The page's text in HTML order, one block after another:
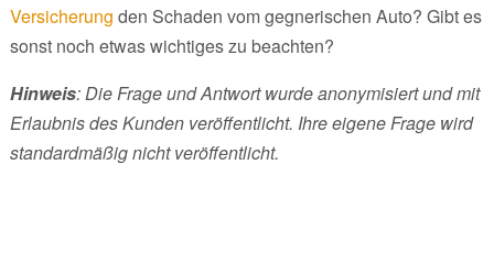
Versicherung den Schaden vom gegnerischen Auto? Gibt es
sonst noch etwas wichtiges zu beachten?
Hinweis: Die Frage und Antwort wurde anonymisiert und mit
Erlaubnis des Kunden veröffentlicht. Ihre eigene Frage wird
standardmäßig nicht veröffentlicht.